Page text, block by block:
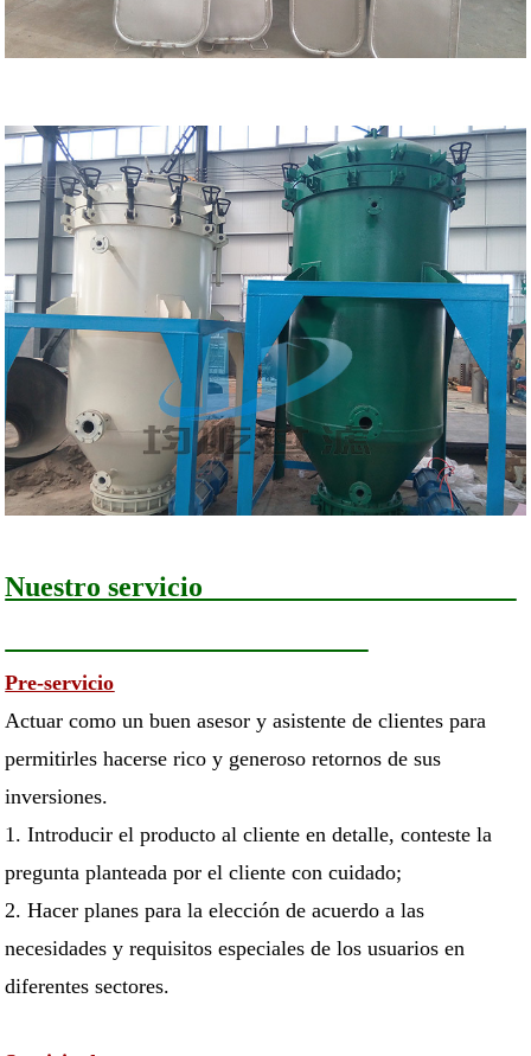
Nuestro servicio
Pre-servicio
Actuar como un buen asesor y asistente de clientes para
permitirles hacerse rico y generoso retornos de sus
inversiones.
1. Introducir el producto al cliente en detalle, conteste la
pregunta planteada por el cliente con cuidado;
2. Hacer planes para la elección de acuerdo a las
necesidades y requisitos especiales de los usuarios en
diferentes sectores.